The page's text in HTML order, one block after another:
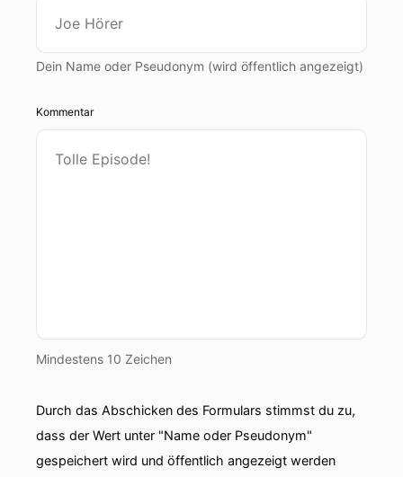
Dein Name oder Pseudonym (wird öffentlich angezeigt)
Kommentar
Mindestens 10 Zeichen
Durch das Abschicken des Formulars stimmst du zu,
dass der Wert unter "Name oder Pseudonym"
gespeichert wird und öffentlich angezeigt werden